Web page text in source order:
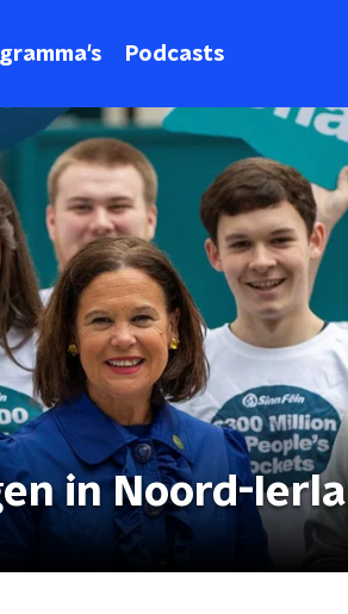
Podcasts
in Noord-